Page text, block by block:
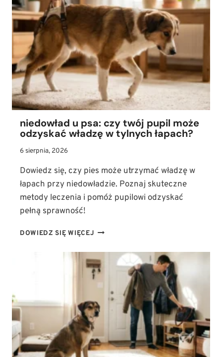
KRZYWDZĄCE
MITY
O
RASACH
BOJOWYCH
niedowład u psa: czy twój pupil może
odzyskać władzę w tylnych łapach?
6 sierpnia, 2026
Dowiedz się, czy pies może utrzymać władzę w
łapach przy niedowładzie. Poznaj skuteczne
metody leczenia i pomóż pupilowi odzyskać
pełną sprawność!
DOWIEDZ SIĘ WIĘCEJ NIEDOWŁAD
PSA:
CZY
TWÓJ
PUPIL
MOŻE
ODZYSKAĆ
WŁADZĘ
W
TYLNYCH
ŁAPACH?